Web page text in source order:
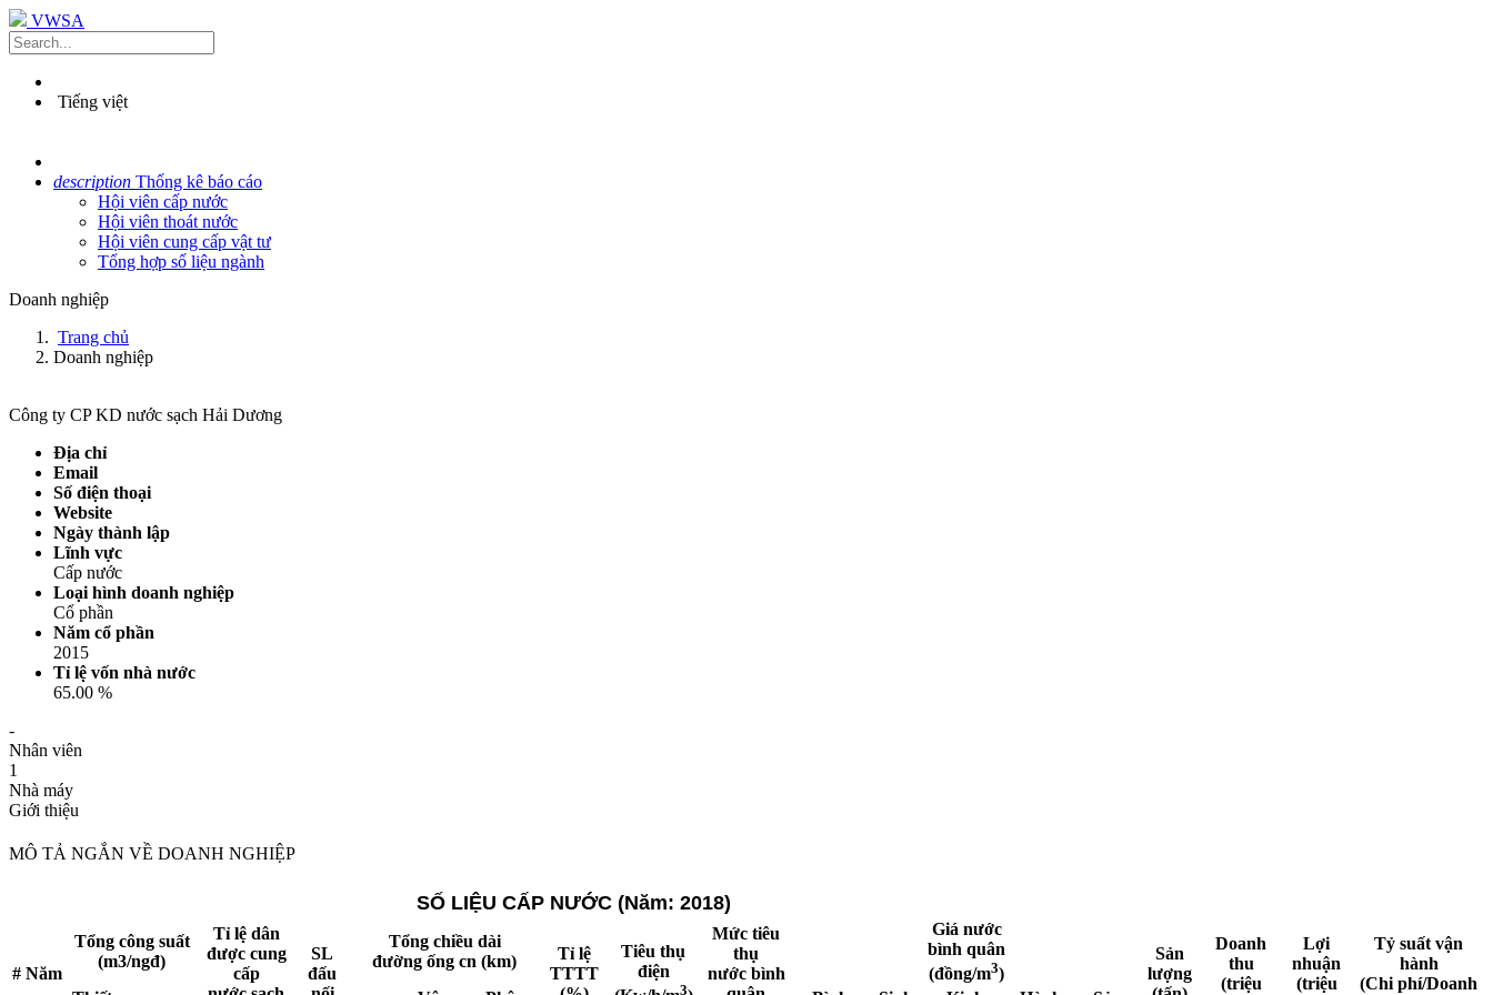
VWSA
Tiếng việt
description Thống kê báo cáo
Hội viên cấp nước
Hội viên thoát nước
Hội viên cung cấp vật tư
Tổng hợp số liệu ngành
Doanh nghiệp
Trang chủ
Doanh nghiệp
Công ty CP KD nước sạch Hải Dương
Địa chỉ
Email
Số điện thoại
Website
Ngày thành lập
Lĩnh vực
Cấp nước
Loại hình doanh nghiệp
Cổ phần
Năm cổ phần
2015
Tỉ lệ vốn nhà nước
65.00 %
-
Nhân viên
1
Nhà máy
Giới thiệu
MÔ TẢ NGẮN VỀ DOANH NGHIỆP
SỐ LIỆU CẤP NƯỚC (Năm: 2018)
# Năm
Tổng công suất
(m3/ngđ)
Tỉ lệ dân
được cung
cấp
SL
đấu
Tổng chiều dài
đường ống cn (km)
Tỉ lệ
TTTT
Tiêu thụ
điện
3
Mức tiêu
thụ
nước bình
Giá nước
bình quân
(đồng/m3)
Sản
lượng
Doanh
thu
(triệu
Lợi
nhuận
(triệu
Tỷ suất vận
hành
(Chi phí/Doanh